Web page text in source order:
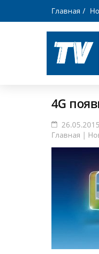
Главная
4G
26.05.2015
Главная |